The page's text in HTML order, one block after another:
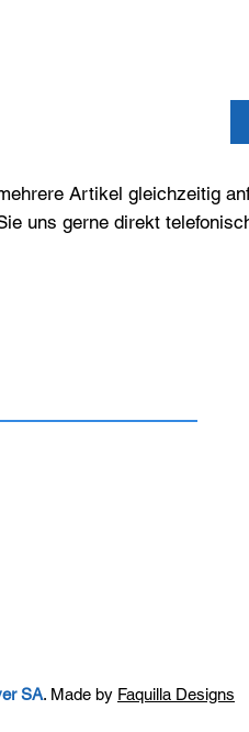
Artikel gleichzeitig
uns gerne direkt
SA. Made by Faquilla Designs